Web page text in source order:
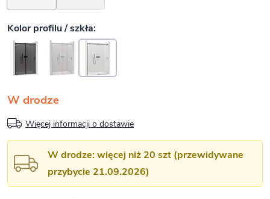
W drodze
Więcej informacji o dostawie
W drodze: więcej niż 20 szt (przewidywane
przybycie 21.09.2026)